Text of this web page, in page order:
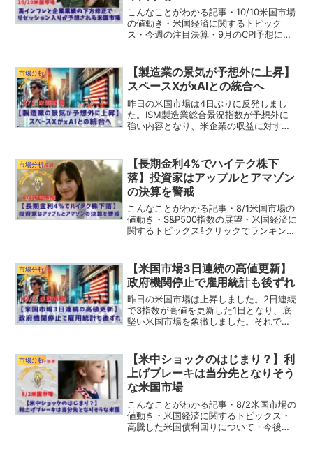
こんなことがわかる記事・10/10米国市場
の値動き・米国経済に関するトピック
ス・今週の注目決算・9月のCPI予想につ
いつもありがとうございます。）こここ
んにちは！ドル...
市場分析
【製造業の景気が予想外に上昇】
スペースXがxAIとの統合へ
昨日の米国市場は4日ぶりに反発しまし
た。ISM製造業総合景況指数が予想外に
強い内容となり、米企業の収益に対する
株は激しい動きをしています。それでは
昨日の米国市場を振り返...
市場分析
【長期金利4%でハイテク株下
落】投資家はアップルとアマゾン
の決算を警戒
こんなことがわかる記事・8/1米国市場の
値動き・S&P500指数の展望・米国経済に
関するトピックス⇩クリックでランキング
す。）ここTwitterのフォローもよろしく
よ！...
市場分析
【米国市場3日連続の高値更新】
政府機関停止で雇用統計も後ずれ
昨日の米国市場は上昇しました。2日連続
で3指数が高値を更新した1日となり、底
堅い米国市場を象徴しました。それでは
ースや今後のS&P500について解説するで
クリックでラン...
市場分析
【米中ショックのはじまり？】利
上げブレーキは当分先となりそう
な米国市場
こんなことがわかる記事・8/2米国市場の
値動き・米国経済に関するトピックス・
高騰した米国債利回りについて・今後の